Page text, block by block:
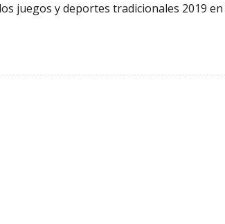
juegos y deportes tradicionales 2019